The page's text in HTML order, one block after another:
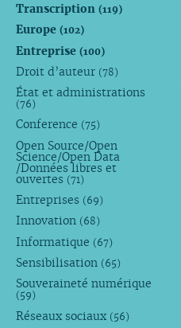
Transcription (119)
Europe (102)
Entreprise (100)
Droit d’auteur (78)
État et administrations
(76)
Conference (75)
Open Source/Open
Science/Open Data
/Données libres et
ouvertes (71)
Entreprises (69)
Innovation (68)
Informatique (67)
Sensibilisation (65)
Souveraineté numérique
(59)
Réseaux sociaux (56)